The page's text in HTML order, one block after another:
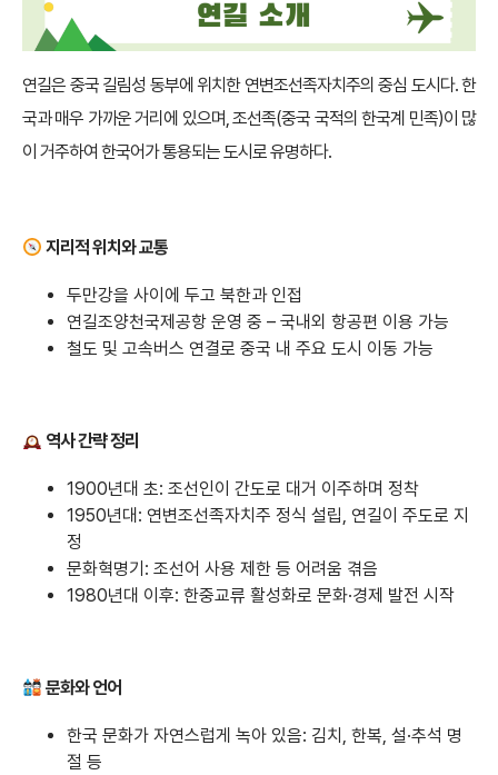
연길은 중국 길림성 동부에 위치한 연변조선족자치주의 중심 도시다. 한
국과 매우 가까운 거리에 있으며, 조선족(중국 국적의 한국계 민족)이 많
이 거주하여 한국어가 통용되는 도시로 유명하다.
지리적 위치와 교통
두만강을 사이에 두고 북한과 인접
연길조양천국제공항 운영 중 – 국내외 항공편 이용 가능
철도 및 고속버스 연결로 중국 내 주요 도시 이동 가능
역사 간략 정리
1900년대 초: 조선인이 간도로 대거 이주하며 정착
1950년대: 연변조선족자치주 정식 설립, 연길이 주도로 지
정
문화혁명기: 조선어 사용 제한 등 어려움 겪음
1980년대 이후: 한중교류 활성화로 문화·경제 발전 시작
문화와 언어
한국 문화가 자연스럽게 녹아 있음: 김치, 한복, 설·추석 명
절 등